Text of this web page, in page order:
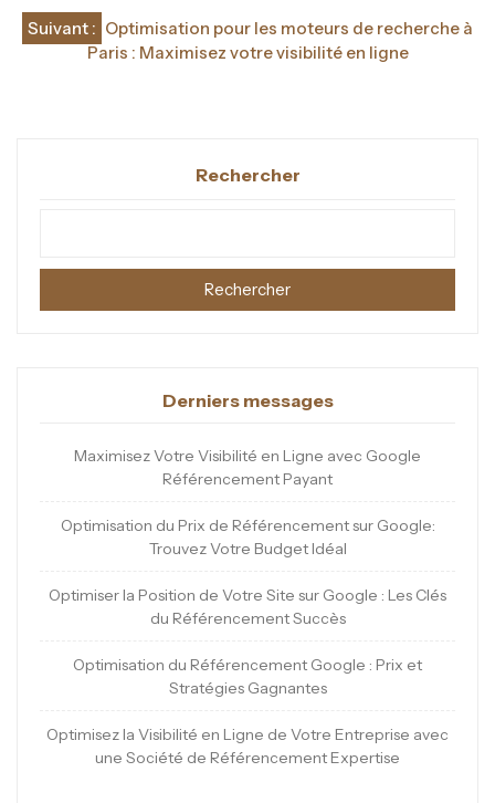
l’article
Suivant : Optimisation pour les moteurs de recherche à
Paris : Maximisez votre visibilité en ligne
Rechercher
Rechercher
Derniers messages
Maximisez Votre Visibilité en Ligne avec Google
Référencement Payant
Optimisation du Prix de Référencement sur Google:
Trouvez Votre Budget Idéal
Optimiser la Position de Votre Site sur Google : Les Clés
du Référencement Succès
Optimisation du Référencement Google : Prix et
Stratégies Gagnantes
Optimisez la Visibilité en Ligne de Votre Entreprise avec
une Société de Référencement Expertise